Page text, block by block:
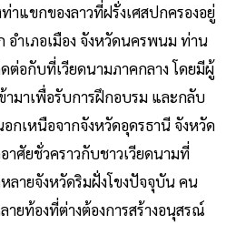
าแขกของลาวที่ฝรั่งเศสปกครองอยู่
ำเภอเมือง จังหวัดนครพนม ท่าน
ต่อกับที่เวียดนามภาคกลาง โดยมีผู้
ามาเพื่อรับการฝึกอบรม และกลับ
กเหนือจากจังหวัดอุดรธานี จังหวัด
ศัยชั่วคราวกับชาวเวียดนามที่
ลายจังหวัดริมฝั่งโขงปัจจุบัน คน
ายท้องที่ต่างต้องการสร้างอนุสรณ์